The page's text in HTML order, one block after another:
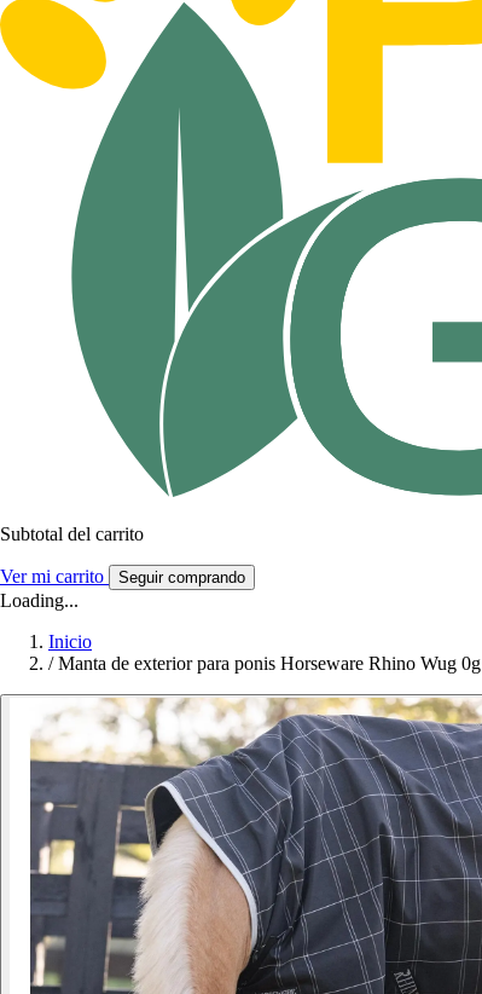
Subtotal del carrito
Ver mi carrito Seguir comprando
Loading...
Inicio
/ Manta de exterior para ponis Horseware Rhino Wug 0g